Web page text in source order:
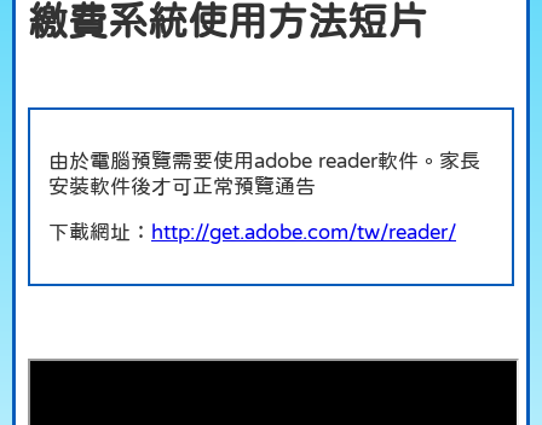
繳費系統使用方法短片
由於電腦預覽需要使用adobe reader軟件。家長
安裝軟件後才可正常預覽通告
下載網址： http://get.adobe.com/tw/reader/